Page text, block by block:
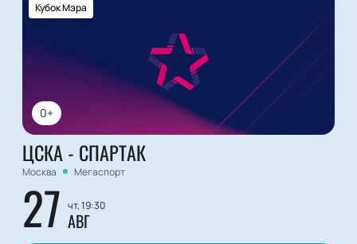
0+
Кубок Мэра
ЦСКА - СПАРТАК
Москва Мегаспорт
27 чт, 19:30
АВГ